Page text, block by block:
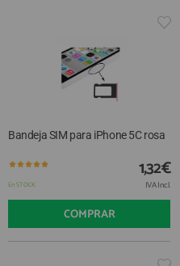
Bandeja SIM para iPhone 5C rosa
En STOCK
1,32€
IVA Incl.
COMPRAR